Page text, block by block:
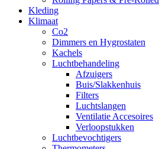
Kleding
Klimaat
Co2
Dimmers en Hygrostaten
Kachels
Luchtbehandeling
Afzuigers
Buis/Slakkenhuis
Filters
Luchtslangen
Ventilatie Accesoires
Verloopstukken
Luchtbevochtigers